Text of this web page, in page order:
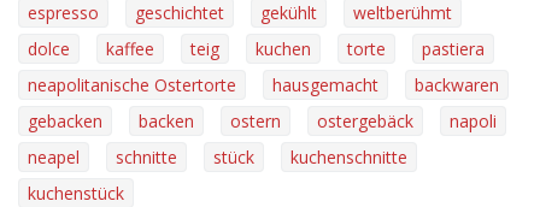
espresso
geschichtet gekühlt
weltberühmt
dolce
kaffee teig kuchen torte
pastiera
neapolitanische Ostertorte
hausgemacht
backwaren
gebacken
backen ostern ostergebäck
napoli
neapel
schnitte stück
kuchenschnitte
kuchenstück